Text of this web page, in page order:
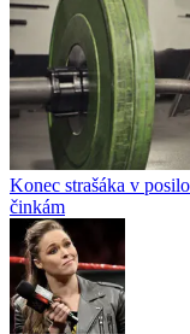
Konec strašáka v
činkám